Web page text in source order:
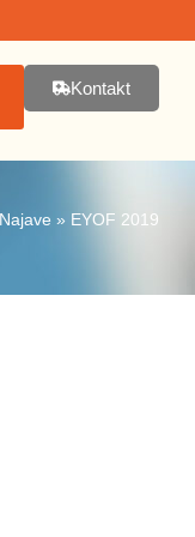
Kontakt
Najave » EYOF 2019